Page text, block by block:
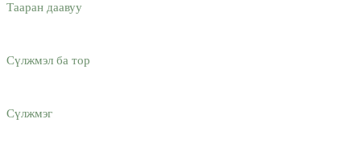
Тааран даавуу
Сүлжмэл ба тор
Сүлжмэг